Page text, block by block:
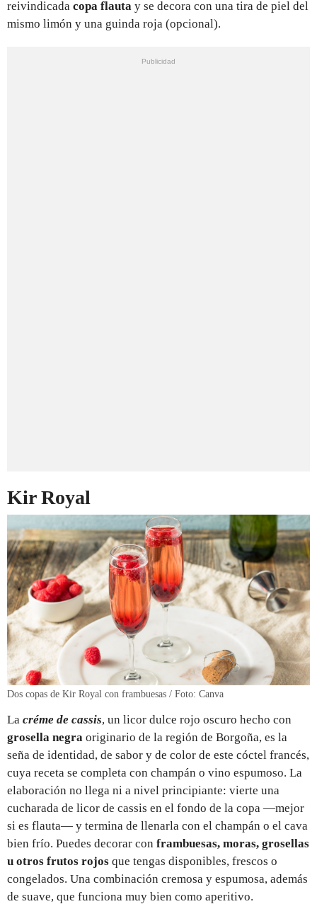
reivindicada copa flauta y se decora con una tira de piel del
mismo limón y una guinda roja (opcional).
Kir Royal
Dos copas de Kir Royal con frambuesas / Foto: Canva
La créme de cassis, un licor dulce rojo oscuro hecho con
grosella negra originario de la región de Borgoña, es la
seña de identidad, de sabor y de color de este cóctel francés,
cuya receta se completa con champán o vino espumoso. La
elaboración no llega ni a nivel principiante: vierte una
cucharada de licor de cassis en el fondo de la copa —mejor
si es flauta— y termina de llenarla con el champán o el cava
bien frío. Puedes decorar con frambuesas, moras, grosellas
u otros frutos rojos que tengas disponibles, frescos o
congelados. Una combinación cremosa y espumosa, además
de suave, que funciona muy bien como aperitivo.